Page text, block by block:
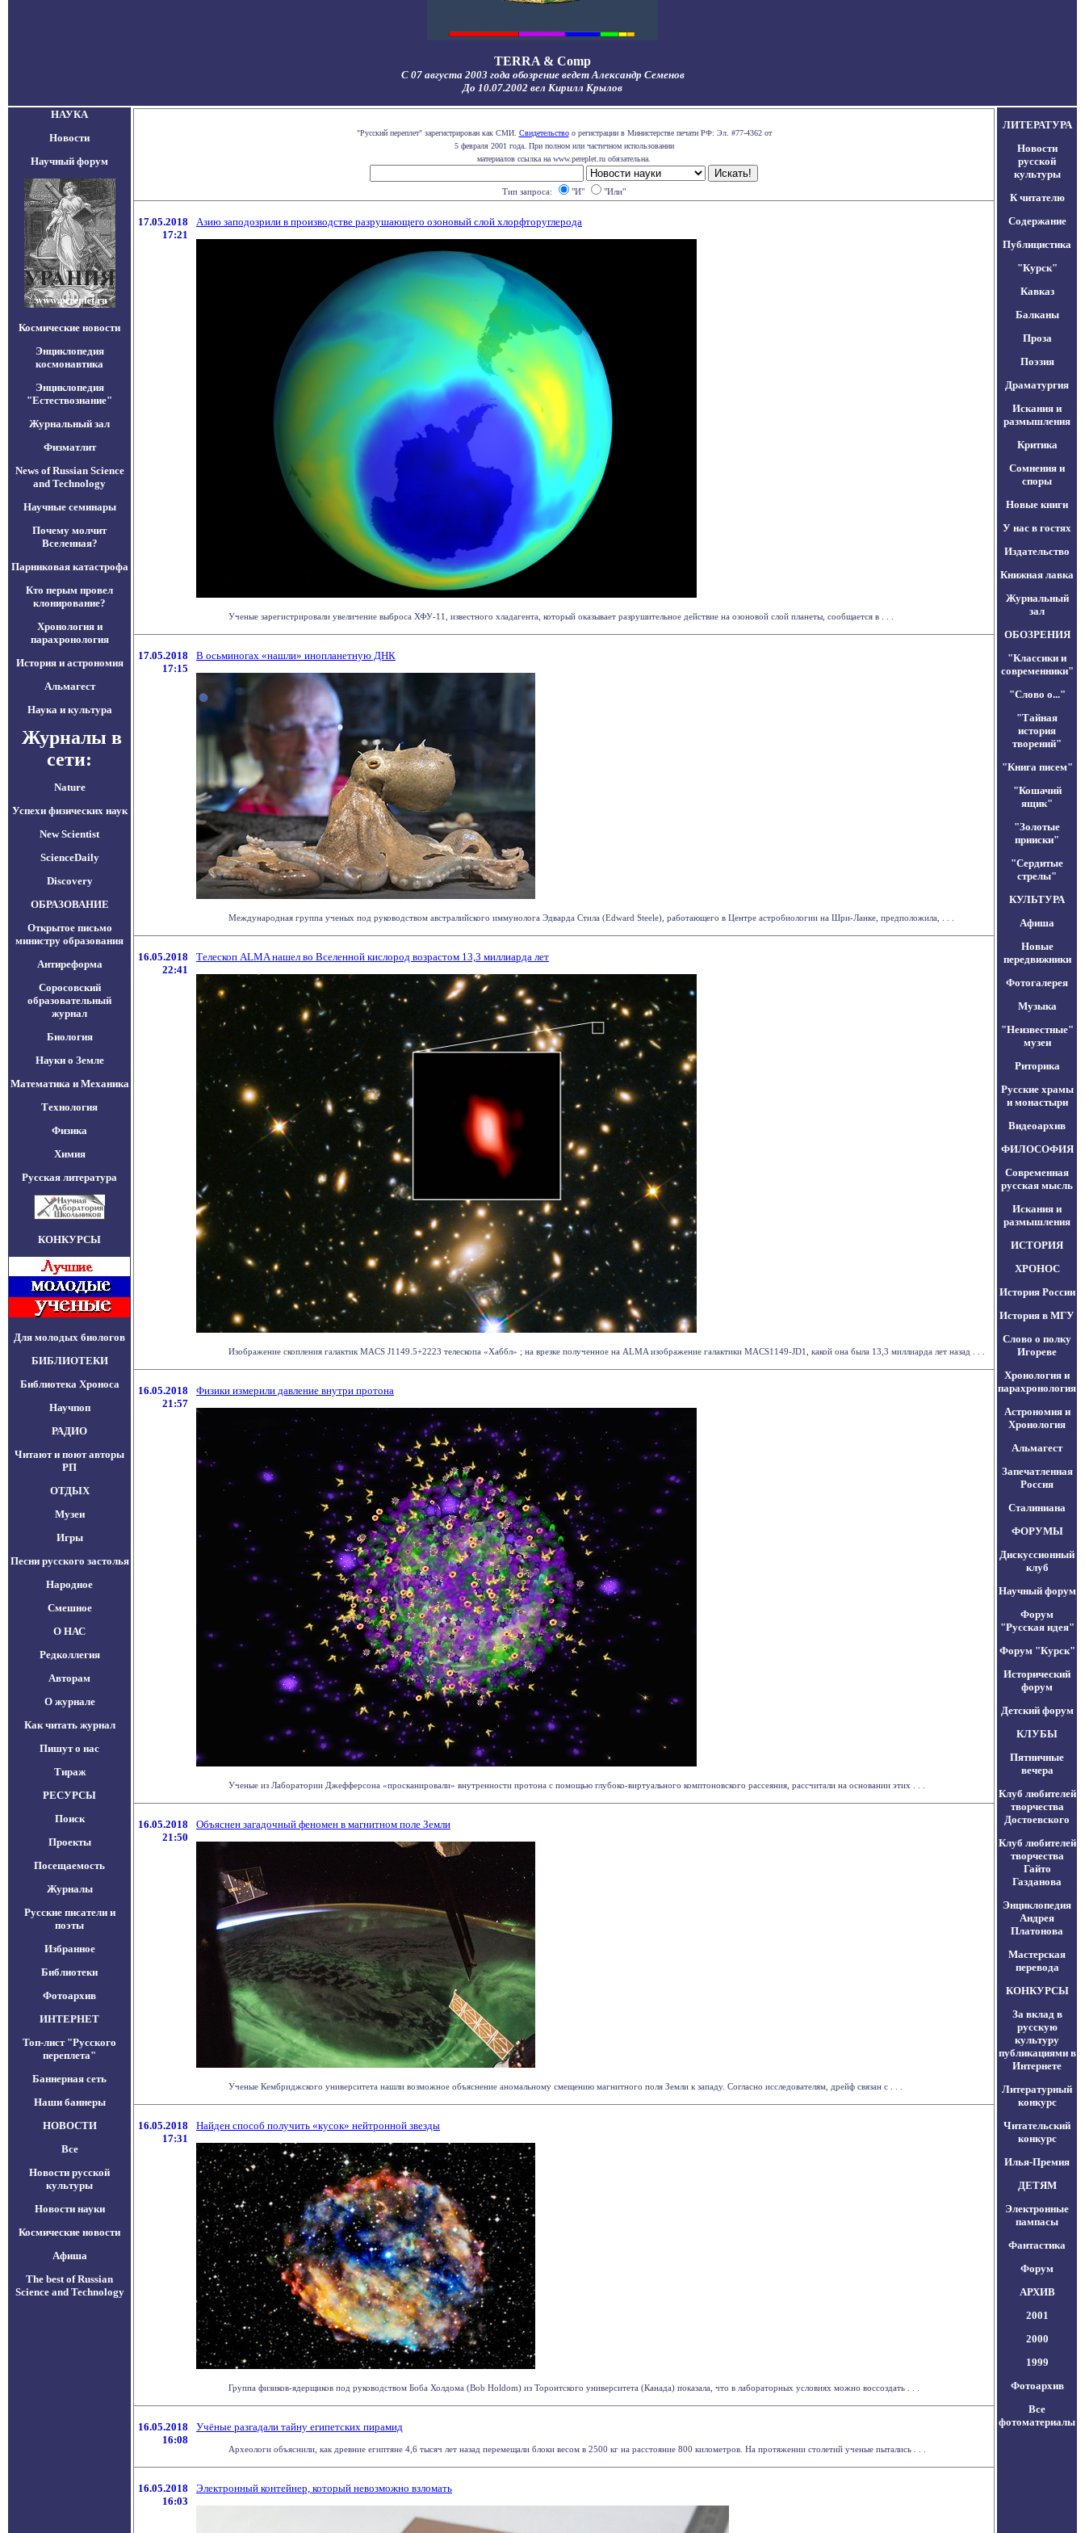
TERRA & Comp
С 07 августа 2003 года обозрение ведет Александр Семенов
До 10.07.2002 вел Кирилл Крылов
НАУКА
Новости
Научный форум
Космические новости
Энциклопедия
космонавтика
Энциклопедия
"Естествознание"
Журнальный зал
Физматлит
News of Russian Science
and Technology
Научные семинары
Почему молчит
Вселенная?
Парниковая катастрофа
Кто перым провел
клонирование?
Хронология и
парахронология
История и астрономия
Альмагест
Наука и культура
Журналы в
сети:
Nature
Успехи физических наук
New Scientist
ScienceDaily
Discovery
ОБРАЗОВАНИЕ
Открытое письмо
министру образования
Антиреформа
Соросовский
образовательный
журнал
Биология
Науки о Земле
Математика и Механика
Технология
Физика
Химия
Русская литература
КОНКУРСЫ
Для молодых биологов
БИБЛИОТЕКИ
Библиотека Хроноса
Научпоп
РАДИО
Читают и поют авторы
РП
ОТДЫХ
Музеи
Игры
Песни русского застолья
Народное
Смешное
О НАС
Редколлегия
Авторам
О журнале
Как читать журнал
Пишут о нас
Тираж
РЕСУРСЫ
Поиск
Проекты
Посещаемость
Журналы
Русские писатели и
поэты
Избранное
Библиотеки
Фотоархив
ИНТЕРНЕТ
Топ-лист "Русского
переплета"
Баннерная сеть
Наши баннеры
НОВОСТИ
Все
Новости русской
культуры
Новости науки
Космические новости
Афиша
The best of Russian
Science and Technology
"Русский переплет" зарегистрирован как СМИ. Свидетельствоо регистрации в Министерстве печати РФ: Эл. #77-4362 от
5 февраля 2001 года. При полном или частичном использовании
материалов ссылка на www.pereplet.ru обязательна.
Тип запроса: "И" "Или"
17.05.2018
17:21
Азию заподозрили в производстве разрушающего озоновый слой хлорфторуглерода
Ученые зарегистрировали увеличение выброса ХФУ-11, известного хладагента, который оказывает разрушительное действие на озоновой слой планеты, сообщается в . . .
17.05.2018
17:15
В осьминогах «нашли» инопланетную ДНК
Международная группа ученых под руководством австралийского иммунолога Эдварда Стила (Edward Steele), работающего в Центре астробиологии на Шри-Ланке, предположила, . . .
16.05.2018
22:41
Телескоп ALMA нашел во Вселенной кислород возрастом 13,3 миллиарда лет
Изображение скопления галактик MACS J1149.5+2223 телескопа «Хаббл» ; на врезке полученное на ALMA изображение галактики MACS1149-JD1, какой она была 13,3 миллиарда лет назад . . .
16.05.2018
21:57
Физики измерили давление внутри протона
Ученые из Лаборатории Джефферсона «просканировали» внутренности протона с помощью глубоко-виртуального комптоновского рассеяния, рассчитали на основании этих . . .
16.05.2018
21:50
Объяснен загадочный феномен в магнитном поле Земли
Ученые Кембриджского университета нашли возможное объяснение аномальному смещению магнитного поля Земли к западу. Согласно исследователям, дрейф связан с . . .
16.05.2018
17:31
Найден способ получить «кусок» нейтронной звезды
Группа физиков-ядерщиков под руководством Боба Холдома (Bob Holdom) из Торонтского университета (Канада) показала, что в лабораторных условиях можно воссоздать . . .
16.05.2018
16:08
Учёные разгадали тайну египетских пирамид
Археологи объяснили, как древние египтяне 4,6 тысяч лет назад перемещали блоки весом в 2500 кг на расстояние 800 километров. На протяжении столетий ученые пытались . . .
16.05.2018
16:03
Электронный контейнер, который невозможно взломать
ЛИТЕРАТУРА
Новости
русской
культуры
К читателю
Содержание
Публицистика
"Курск"
Кавказ
Балканы
Проза
Поэзия
Драматургия
Искания и
размышления
Критика
Сомнения и
споры
Новые книги
У нас в гостях
Издательство
Книжная лавка
Журнальный
зал
ОБОЗРЕНИЯ
"Классики и
современники"
"Слово о..."
"Тайная
история
творений"
"Книга писем"
"Кошачий
ящик"
"Золотые
прииски"
"Сердитые
стрелы"
КУЛЬТУРА
Афиша
Новые
передвижники
Фотогалерея
Музыка
"Неизвестные"
музеи
Риторика
Русские храмы
и монастыри
Видеоархив
ФИЛОСОФИЯ
Современная
русская мысль
Искания и
размышления
ИСТОРИЯ
ХРОНОС
История России
История в МГУ
Слово о полку
Игореве
Хронология и
парахронология
Астрономия и
Хронология
Альмагест
Запечатленная
Россия
Сталиниана
ФОРУМЫ
Дискуссионный
клуб
Научный форум
Форум
"Русская идея"
Форум "Курск"
Исторический
форум
Детский форум
КЛУБЫ
Пятничные
вечера
Клуб любителей
творчества
Достоевского
Клуб любителей
творчества
Гайто
Газданова
Энциклопедия
Андрея
Платонова
Мастерская
перевода
КОНКУРСЫ
За вклад в
русскую
культуру
публикациями в
Интернете
Литературный
конкурс
Читательский
конкурс
Илья-Премия
ДЕТЯМ
Электронные
пампасы
Фантастика
Форум
АРХИВ
2001
2000
1999
Фотоархив
Все
фотоматериалы